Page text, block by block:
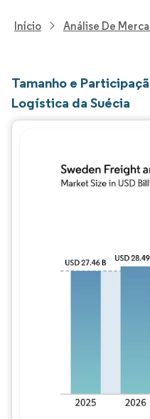
Início Análise De
Tamanho e
Logística da Suécia